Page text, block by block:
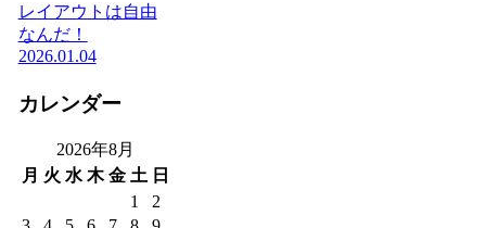
レイアウトは自由
なんだ！
2026.01.04
カレンダー
2026年8月
月 火 水 木 金 土 日
1
2